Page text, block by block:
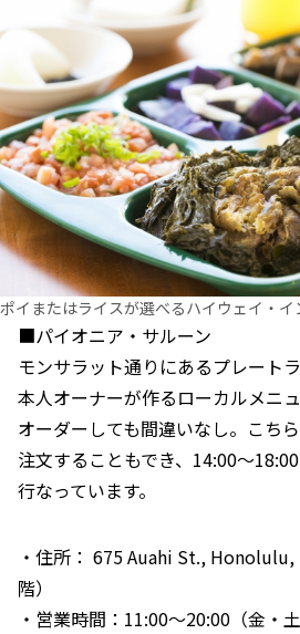
ポイまたはライスが選べるハイウェイ・
■パイオニア・サルーン
モンサラット通りにあるプレート
本人オーナーが作るローカルメニ
オーダーしても間違いなし。こち
注文することもでき、14:00～
行なっています。
・住所： 675 Auahi St.,
階）
・営業時間：11:00～20:00（金・